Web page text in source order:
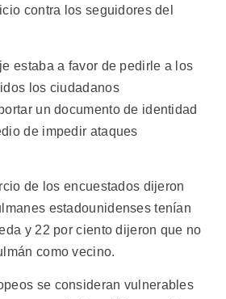
contra los seguidores del
estaba a favor de pedirle a los
los ciudadanos
un documento de identidad
de impedir ataques
de los encuestados dijeron
estadounidenses tenían
y 22 por ciento dijeron que no
como vecino.
se consideran vulnerables